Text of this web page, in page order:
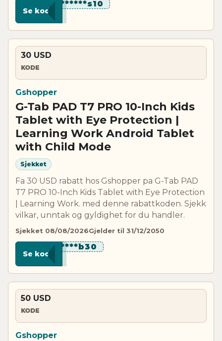
********s10
Se kode
30 USD
KODE
Gshopper
G-Tab PAD T7 PRO 10-Inch Kids
Tablet with Eye Protection |
Learning Work Android Tablet
with Child Mode
Sjekket
Fa 30 USD rabatt hos Gshopper pa G-Tab PAD
T7 PRO 10-Inch Kids Tablet with Eye Protection
| Learning Work. med denne rabattkoden. Sjekk
vilkar, unntak og gyldighet for du handler.
Sjekket 08/08/2026Gjelder til 31/12/2050
******b30
Se kode
50 USD
KODE
Gshopper